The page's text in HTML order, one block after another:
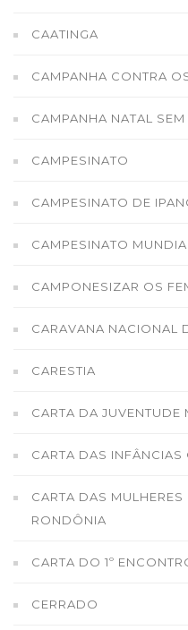
CAATINGA
CAMPANHA CONTRA
CAMPANHA NATAL SEM
CAMPESINATO
CAMPESINATO DE
CAMPESINATO MUNDIAL
CAMPONESIZAR OS
CARAVANA NACIONAL
CARESTIA
CARTA DA JUVENTUDE
CARTA DAS
CARTA DAS
RONDÔNIA
CARTA DO 1º
CERRADO